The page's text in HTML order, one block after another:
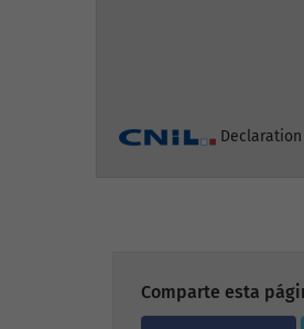
Declaration
Comparte esta